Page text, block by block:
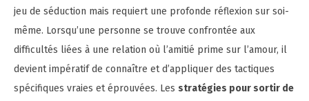
jeu de séduction mais requiert une profonde réflexion sur soi-
même. Lorsqu’une personne se trouve confrontée aux
difficultés liées à une relation où l’amitié prime sur l’amour, il
devient impératif de connaître et d’appliquer des tactiques
spécifiques vraies et éprouvées. Les stratégies pour sortir de